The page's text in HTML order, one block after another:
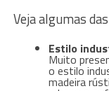
Veja algumas
Estilo
Muito
o estilo
madeira